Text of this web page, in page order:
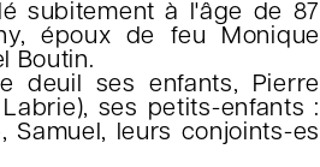
subitement à l'âge de 87
époux de feu Monique
Boutin.
deuil ses enfants, Pierre
ses petits-enfants :
Samuel, leurs conjoints-es